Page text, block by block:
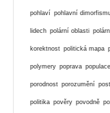
pohlaví pohlavní
lidech polární oblasti
korektnost politická mapa
polymery poprava populace
porodnost porozumění
politika pověry povodně